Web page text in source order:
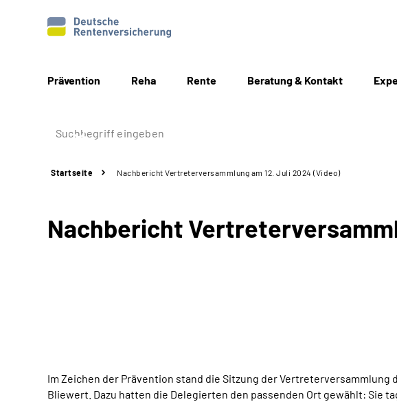
Prävention Reha Rente Beratung & Kontakt
Startseite Nachbericht Vertreterversammlung am 12. Juli 2024 (Video)
Nachbericht
Im Zeichen der Prävention stand die Sitzung der
Bliewert. Dazu hatten die Delegierten den passenden Ort gewählt: Sie